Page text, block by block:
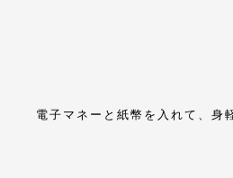
電子マネーと紙幣を入れて、身